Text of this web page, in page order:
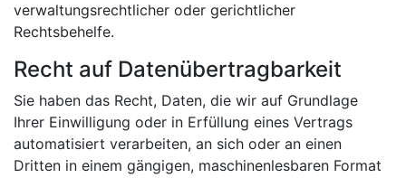
verwaltungsrechtlicher oder gerichtlicher
Rechtsbehelfe.
Recht auf Datenübertragbarkeit
Sie haben das Recht, Daten, die wir auf Grundlage
Ihrer Einwilligung oder in Erfüllung eines Vertrags
automatisiert verarbeiten, an sich oder an einen
Dritten in einem gängigen, maschinenlesbaren Format